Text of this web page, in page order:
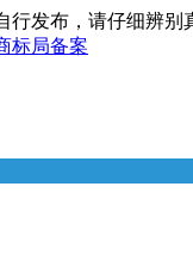
行发布，请仔细辨
标局备案